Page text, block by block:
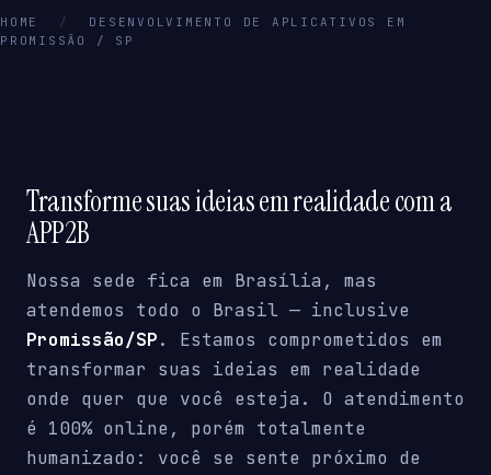
HOME /
DESENVOLVIMENTO DE APLICATIVOS EM
PROMISSÃO / SP
Transforme suas ideias em realidade com a
APP2B
Nossa sede fica em Brasília, mas
atendemos todo o Brasil — inclusive
Promissão/SP. Estamos comprometidos em
transformar suas ideias em realidade
onde quer que você esteja. O atendimento
é 100% online, porém totalmente
humanizado: você se sente próximo de